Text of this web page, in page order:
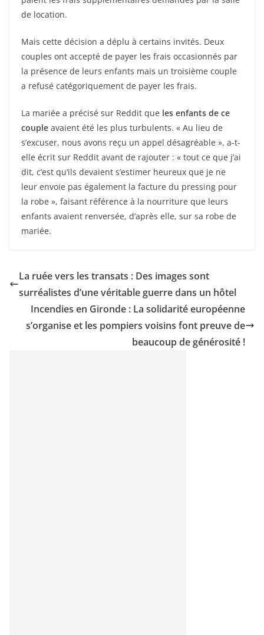
de location.
Mais cette décision a déplu à certains invités. Deux
couples ont accepté de payer les frais occasionnés par
la présence de leurs enfants mais un troisième couple
a refusé catégoriquement de payer les frais.
La mariée a précisé sur Reddit que les enfants de ce
couple avaient été les plus turbulents. « Au lieu de
s’excuser, nous avons reçu un appel désagréable », a-t-
elle écrit sur Reddit avant de rajouter : « tout ce que j’ai
dit, c’est qu’ils devaient s’estimer heureux que je ne
leur envoie pas également la facture du pressing pour
la robe », faisant référence à la nourriture que leurs
enfants avaient renversée, d’après elle, sur sa robe de
mariée.
La ruée vers les transats : Des images sont
surréalistes d’une véritable guerre dans un hôtel
Incendies en Gironde : La solidarité européenne
s’organise et les pompiers voisins font preuve de
beaucoup de générosité !